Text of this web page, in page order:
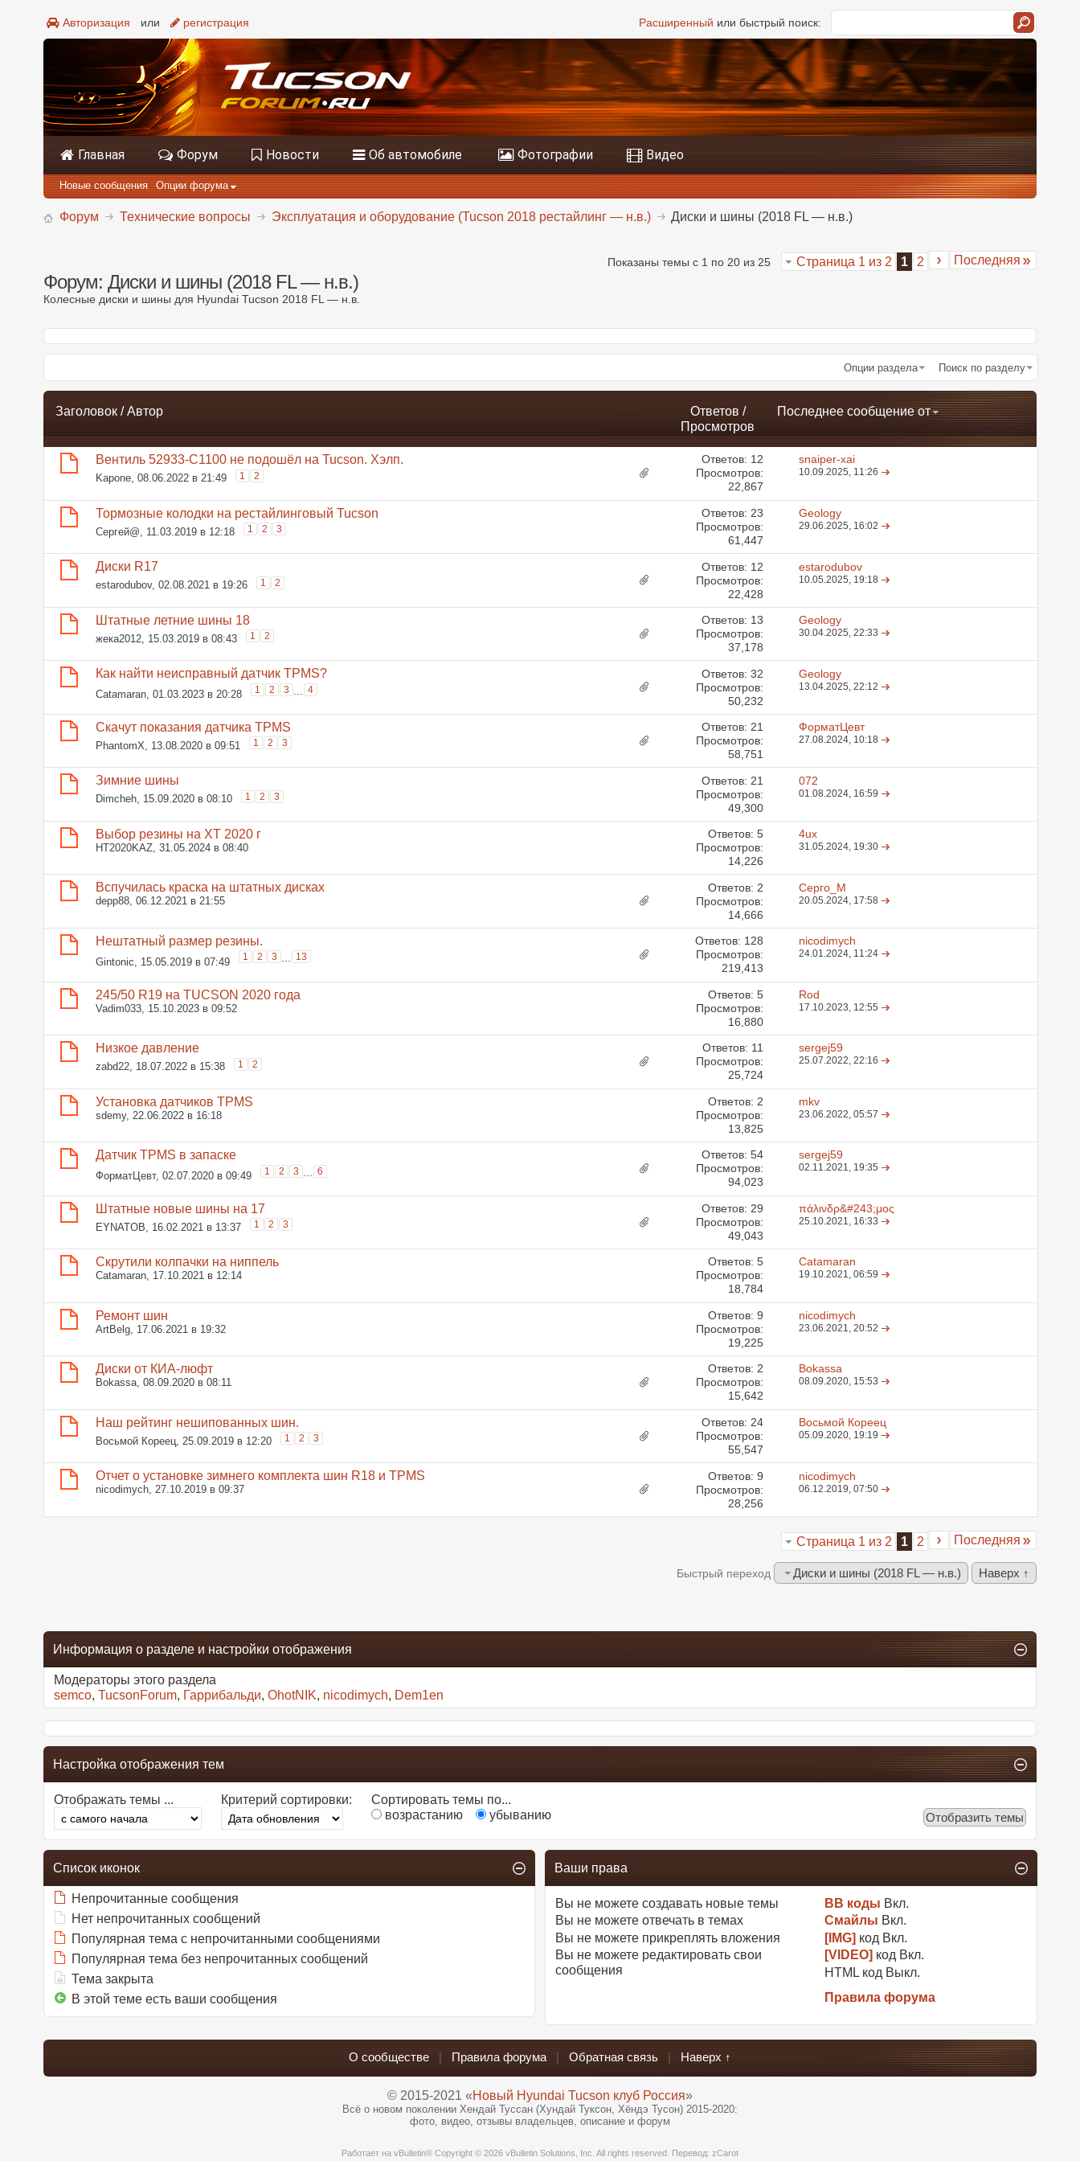
Расширенный или быстрый поиск:
Авторизация или регистрация
Главная Форум Новости Об автомобиле Фотографии Видео
Новые сообщения Опции форума
Форум Технические вопросы Эксплуатация и оборудование (Tucson 2018 рестайлинг — н.в.) Диски и шины (2018 FL — н.в.)
Страница 1 из 2 1 2 Последняя
Показаны темы с 1 по 20 из 25
Форум: Диски и шины (2018 FL — н.в.)
Колесные диски и шины для Hyundai Tucson 2018 FL — н.в.
Опции раздела Поиск по разделу
Заголовок/Автор Ответов /
Просмотров
Последнее сообщение от
Вентиль 52933-С1100 не подошёл на Tucson. Хэлп.
Kapone, 08.06.2022 в 21:49 1 2
Ответов: 12
Просмотров:
22,867
snaiper-xai
10.09.2025, 11:26
Тормозные колодки на рестайлинговый Tucson
Сергей@ , 11.03.2019 в 12:18 1 2 3
Ответов: 23
Просмотров:
61,447
Geology
29.06.2025, 16:02
Диски R17
estarodubov, 02.08.2021 в 19:26 1 2
Ответов: 12
Просмотров:
22,428
estarodubov
10.05.2025, 19:18
Штатные летние шины 18
жека2012, 15.03.2019 в 08:43 1 2
Ответов: 13
Просмотров:
37,178
Geology
30.04.2025,22:33
Как найти неисправный датчик TPMS?
Catamaran, 01.03.2023 в 20:28 1 2 3 4
Ответов: 32
Просмотров:
50,232
Geology
13.04.2025,22:12
Скачут показания датчика TPMS
PhantomX , 13.08.2020 в 09:51 1 2 3
Ответов: 21
Просмотров:
58,751
ФорматЦевт
27.08.2024, 10:18
Зимние шины
Dimcheh, 15.09.2020 в 08:10 1 2 3
Ответов: 21
Просмотров:
49,300
072
01.08.2024, 16:59
Выбор резины на ХТ 2020 г
HT2020KAZ, 31.05.2024 в 08:40
Ответов: 5
Просмотров:
14,226
4ux
31.05.2024, 19:30
Вспучилась краска на штатных дисках
depp88, 06.12.2021 в 21:55
Ответов: 2
Просмотров:
14,666
Серго_М
20.05.2024, 17:58
Нештатный размер резины.
Gintonic , 15.05.2019 в 07:49 1 2 3 ... 13
Ответов: 128
Просмотров:
219,413
nicodimych
24.01.2024, 11:24
245/50 R19 на TUCSON 2020 года
Vadim033, 15.10.2023 в 09:52
Ответов: 5
Просмотров:
16,880
Rod
17.10.2023, 12:55
Низкое давление
zabd22, 18.07.2022 в 15:38 1 2
Ответов: 11
Просмотров:
25,724
sergej59
25.07.2022,22:16
Установка датчиков TPMS
sdemy, 22.06.2022 в 16:18
Ответов: 2
Просмотров:
13,825
mkv
23.06.2022,05:57
Датчик TPMS в запаске
ФорматЦевт, 02.07.2020 в 09:49 1 2 3 6
Ответов: 54
Просмотров:
94,023
sergej59
02.11.2021, 19:35
Штатные новые шины на 17
EYNATOB , 16.02.2021 в 13:37 1 2 3
Ответов: 29
Просмотров:
49,043
πάλινδρ&#243;μος
25.10.2021, 16:33
Скрутили колпачки на ниппель
Catamaran, 17.10.2021 в 12:14
Ответов: 5
Просмотров:
18,784
Catamaran
19.10.2021,06:59
Ремонт шин
ArtBelg, 17.06.2021 в 19:32
Ответов: 9
Просмотров:
19,225
nicodimych
23.06.2021,20:52
Диски от КИА-люфт
Bokassa, 08.09.2020 в 08:11
Ответов: 2
Просмотров:
15,642
Bokassa
08.09.2020, 15:53
Наш рейтинг нешипованных шин.
Восьмой Кореец, 25.09.2019 в 12:20 1 2 3
Ответов: 24
Просмотров:
55,547
Восьмой Кореец
05.09.2020, 19:19
Отчет о установке зимнего комплекта шин R18 и TPMS
nicodimych, 27.10.2019 в 09:37
Ответов: 9
Просмотров:
28,256
nicodimych
06.12.2019,07:50
Страница 1 из 2 1 2 Последняя
Быстрый переход Диски и шины (2018 FL — н.в.) Наверх ↑
Информация о разделе и настройки отображения
Модераторы этого раздела
semco, TucsonForum, Гаррибальди, OhotNIK, nicodimych, Dem1en
Настройка отображения тем
Отображать темы ... Критерий сортировки:
Сортировать темы по...
возрастанию
убыванию
Список иконок
Непрочитанные сообщения
Нет непрочитанных сообщений
Популярная тема с непрочитанными сообщениями
Популярная тема без непрочитанных сообщений
Тема закрыта
В этой теме есть ваши сообщения
Ваши права
Вы не можете создавать новые темы
Вы не можете отвечать в темах
Вы не можете прикреплять вложения
Вы не можете редактировать свои
сообщения
BB коды Вкл.
Смайлы Вкл.
[IMG] код Вкл.
[VIDEO] код Вкл.
HTML код Выкл.
Правила форума
О сообществе | Правила форума | Обратная связь | Наверх ↑
© 2015-2021 «Новый Hyundai Tucson клуб Россия»
Всё о новом поколении Хендай Туссан (Хундай Туксон, Хёндэ Тусон) 2015-2020:
фото, видео, отзывы владельцев, описание и форум
Работает на vBulletin® Copyright © 2026 vBulletin Solutions, Inc. All rights reserved. Перевод: zCarot